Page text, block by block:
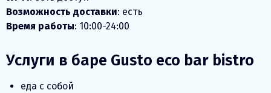
Возможность доставки: есть
Время работы: 10:00-24:00
Услуги в баре Gusto eco bar bistro
еда с собой